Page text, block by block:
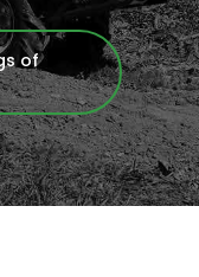
of